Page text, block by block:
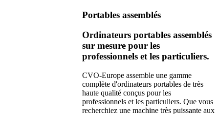
Portables assemblés
Ordinateurs portables assemblés
sur mesure pour les
professionnels et les particuliers.
CVO-Europe assemble une gamme
complète d'ordinateurs portables de très
haute qualité conçus pour les
professionnels et les particuliers. Que vous
recherchiez une machine très puissante aux